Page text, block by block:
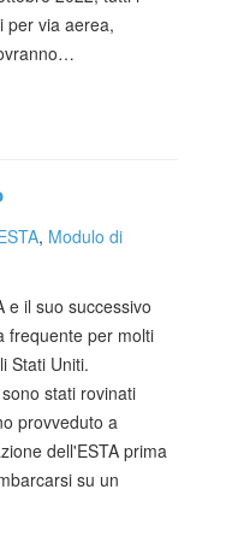
per via aerea,
, Modulo di
e il suo successivo
frequente per molti
Stati Uniti.
stati rovinati
provveduto a
dell'ESTA prima
su un